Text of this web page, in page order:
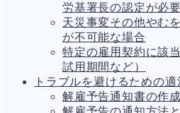
労基署長の認定が必要
天災事変その他やむ
が不可能な場合
特定の雇用契約に該
試用期間など）
トラブルを避けるための
解雇予告通知書の作